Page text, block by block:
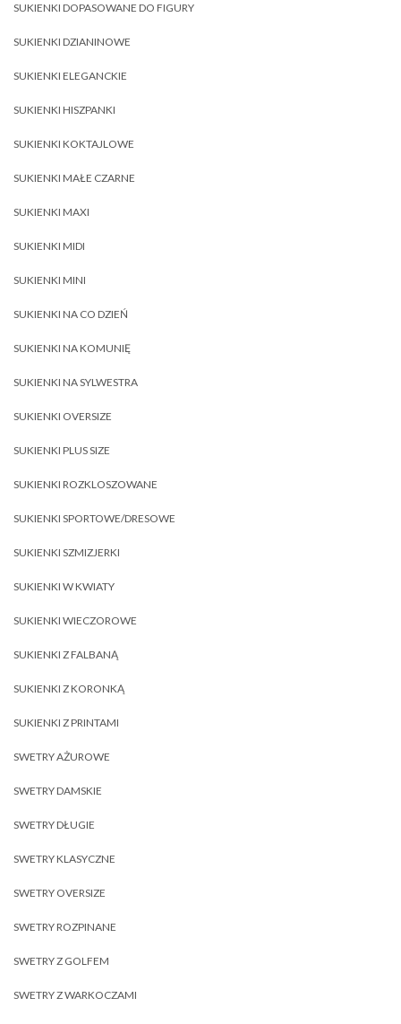
SUKIENKI DOPASOWANE DO FIGURY
SUKIENKI DZIANINOWE
SUKIENKI ELEGANCKIE
SUKIENKI HISZPANKI
SUKIENKI KOKTAJLOWE
SUKIENKI MAŁE CZARNE
SUKIENKI MAXI
SUKIENKI MIDI
SUKIENKI MINI
SUKIENKI NA CO DZIEŃ
SUKIENKI NA KOMUNIĘ
SUKIENKI NA SYLWESTRA
SUKIENKI OVERSIZE
SUKIENKI PLUS SIZE
SUKIENKI ROZKLOSZOWANE
SUKIENKI SPORTOWE/DRESOWE
SUKIENKI SZMIZJERKI
SUKIENKI W KWIATY
SUKIENKI WIECZOROWE
SUKIENKI Z FALBANĄ
SUKIENKI Z KORONKĄ
SUKIENKI Z PRINTAMI
SWETRY AŻUROWE
SWETRY DAMSKIE
SWETRY DŁUGIE
SWETRY KLASYCZNE
SWETRY OVERSIZE
SWETRY ROZPINANE
SWETRY Z GOLFEM
SWETRY Z WARKOCZAMI